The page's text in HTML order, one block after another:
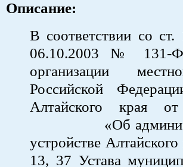
Описание:
В соответствии со
06.10.2003 № 131-
организации
Российской
Алтайского края
«Об
устройстве Алтайского
13, 37 Устава